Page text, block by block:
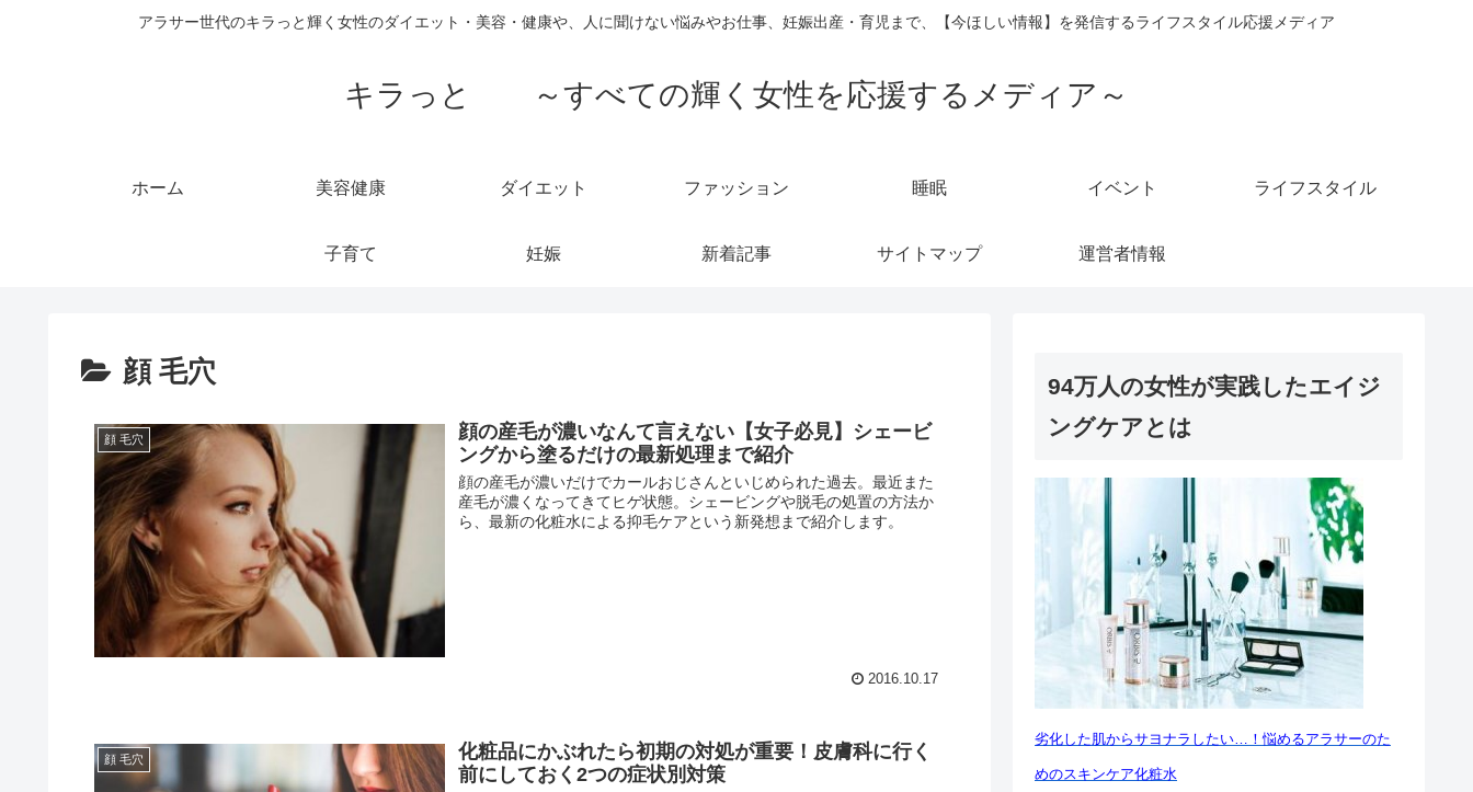
アラサー世代のキラっと輝く女性のダイエット・美容・健康や、人に聞けない悩みやお仕事、妊娠出産・育児まで、【今ほしい情報】を発信するライフスタイル応援メディア
キラっと ～すべての輝く女性を応援するメディア～
ホーム 美容健康 ダイエット ファッション 睡眠 イベント ライフスタイル
子育て 妊娠 新着記事 サイトマップ 運営者情報
顔 毛穴
顔 毛穴
顔の産毛が濃いなんて言えない【女子必見】シェービ
ングから塗るだけの最新処理まで紹介
顔の産毛が濃いだけでカールおじさんといじめられた過去。最近また
産毛が濃くなってきてヒゲ状態。シェービングや脱毛の処置の方法か
ら、最新の化粧水による抑毛ケアという新発想まで紹介します。
2016.10.17
顔 毛穴
化粧品にかぶれたら初期の対処が重要！皮膚科に行く
前にしておく2つの症状別対策
94万人の女性が実践したエイジ
ングケアとは
劣化した肌からサヨナラしたい…！悩めるアラサーのた
めのスキンケア化粧水